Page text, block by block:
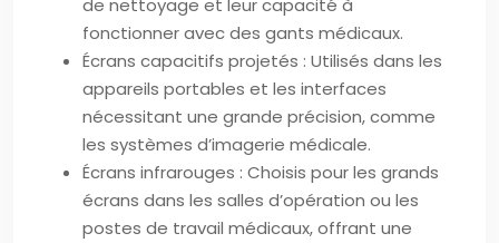
de nettoyage et leur capacité à
fonctionner avec des gants médicaux.
Écrans capacitifs projetés : Utilisés dans les
appareils portables et les interfaces
nécessitant une grande précision, comme
les systèmes d’imagerie médicale.
Écrans infrarouges : Choisis pour les grands
écrans dans les salles d’opération ou les
postes de travail médicaux, offrant une